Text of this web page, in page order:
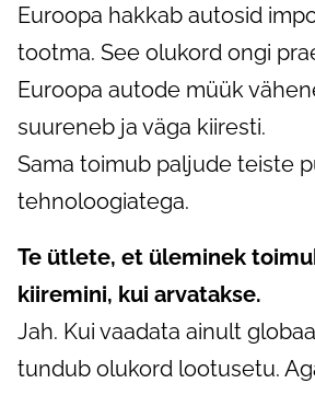
Euroopa hakkab autosid
tootma. See olukord ongi
Euroopa autode müük
suureneb ja väga kiiresti.
Sama toimub paljude teiste
tehnoloogiatega.
Te ütlete, et üleminek
kiiremini, kui arvatakse.
Jah. Kui vaadata ainult
tundub olukord lootusetu.